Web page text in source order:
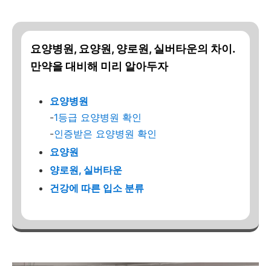
요양병원, 요양원, 양로원, 실버타운의 차이.
만약을 대비해 미리 알아두자
요양병원
-1등급 요양병원 확인
-인증받은 요양병원 확인
요양원
양로원, 실버타운
건강에 따른 입소 분류